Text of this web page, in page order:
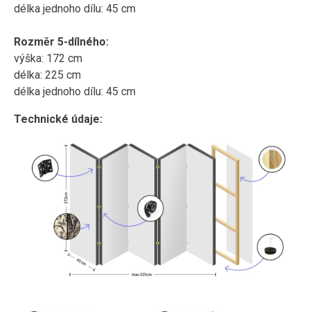
délka jednoho dílu: 45 cm
Rozměr 5-dílného:
výška: 172 cm
délka: 225 cm
délka jednoho dílu: 45 cm
Technické údaje: